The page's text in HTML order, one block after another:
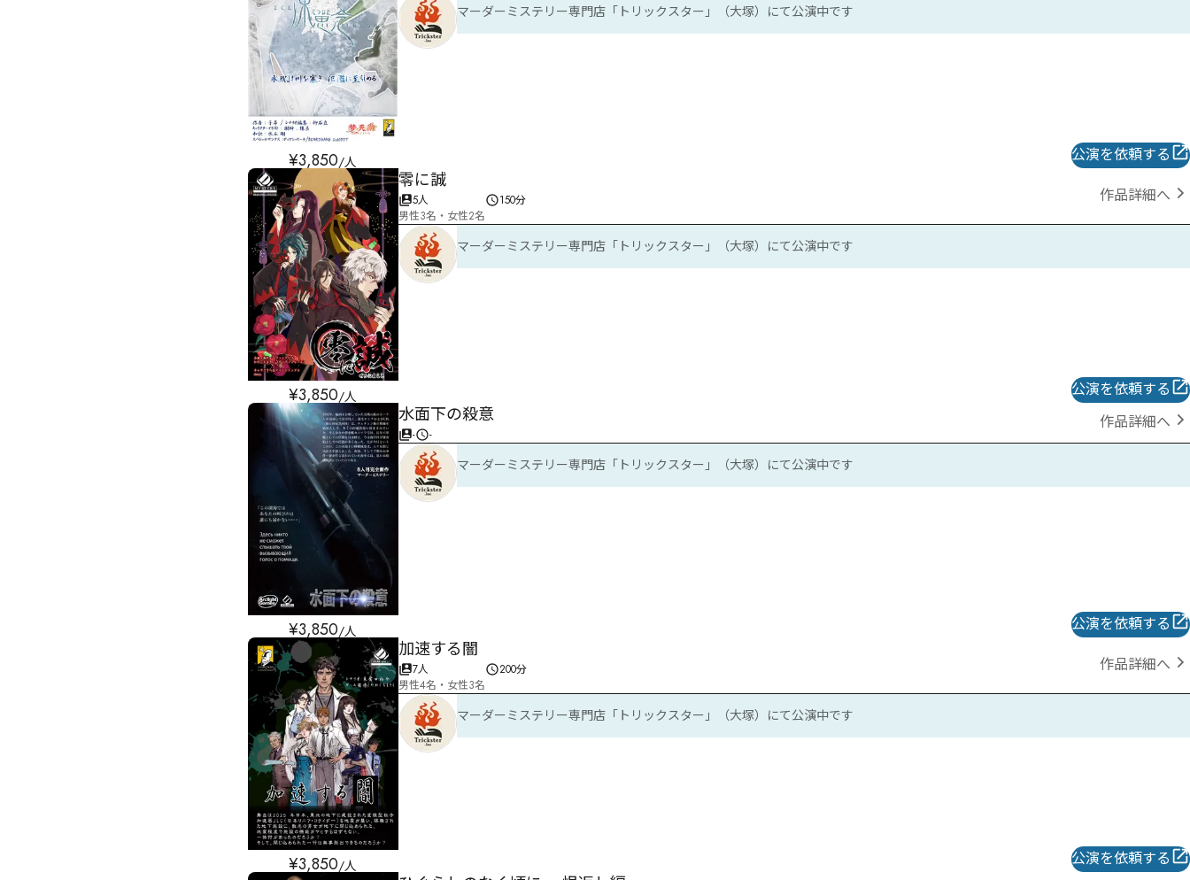
¥3,850/人
マーダーミステリー専門店「トリックスター」（大塚）にて公演中です
公演を依頼する
¥3,850/人
零に誠
5人
男性3名・女性2名
150分 作品詳細へ
マーダーミステリー専門店「トリックスター」（大塚）にて公演中です
公演を依頼する
¥3,850/人
水面下の殺意
- -
作品詳細へ
マーダーミステリー専門店「トリックスター」（大塚）にて公演中です
公演を依頼する
¥3,850/人
加速する闇
7人
男性4名・女性3名
200分 作品詳細へ
マーダーミステリー専門店「トリックスター」（大塚）にて公演中です
公演を依頼する